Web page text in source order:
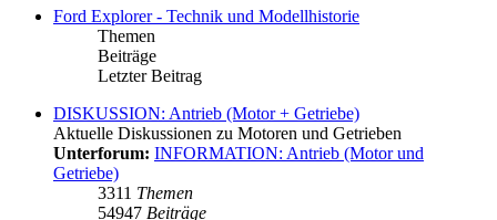
Ford Explorer - Technik und Modellhistorie
Themen
Beiträge
Letzter Beitrag
DISKUSSION: Antrieb (Motor + Getriebe)
Aktuelle Diskussionen zu Motoren und Getrieben
Unterforum: INFORMATION: Antrieb (Motor und
Getriebe)
3311 Themen
54947 Beiträge